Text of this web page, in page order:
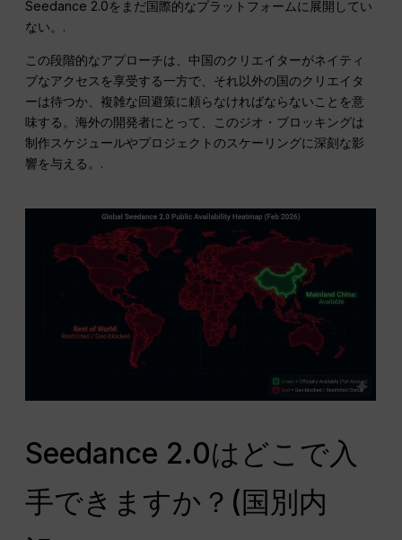
Seedance 2.0をまだ国際的なプラットフォームに展開してい
ない。.
この段階的なアプローチは、中国のクリエイターがネイティ
ブなアクセスを享受する一方で、それ以外の国のクリエイタ
ーは待つか、複雑な回避策に頼らなければならないことを意
味する。海外の開発者にとって、このジオ・ブロッキングは
制作スケジュールやプロジェクトのスケーリングに深刻な影
響を与える。.
Seedance 2.0はどこで入
手できますか？(国別内